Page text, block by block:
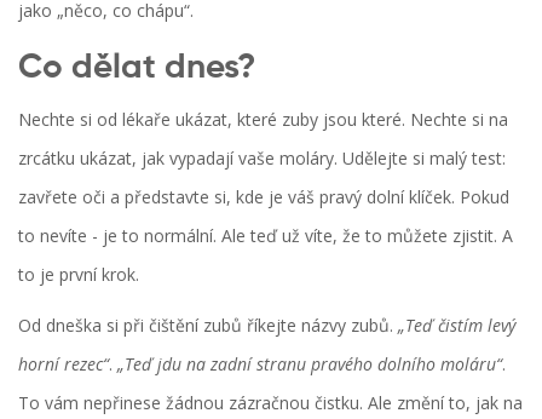
jako „něco, co chápu“.
Co dělat dnes?
Nechte si od lékaře ukázat, které zuby jsou které. Nechte si na
zrcátku ukázat, jak vypadají vaše moláry. Udělejte si malý test:
zavřete oči a představte si, kde je váš pravý dolní klíček. Pokud
to nevíte - je to normální. Ale teď už víte, že to můžete zjistit. A
to je první krok.
Od dneška si při čištění zubů říkejte názvy zubů. „Teď čistím levý
horní rezec“. „Teď jdu na zadní stranu pravého dolního moláru“.
To vám nepřinese žádnou zázračnou čistku. Ale změní to, jak na